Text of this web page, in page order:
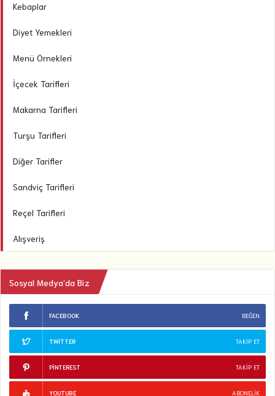
Kebaplar
Diyet Yemekleri
Menü Örnekleri
İçecek Tarifleri
Makarna Tarifleri
Turşu Tarifleri
Diğer Tarifler
Sandviç Tarifleri
Reçel Tarifleri
Alışveriş
Sosyal Medya’da Biz
FACEBOOK BEĞEN
TWITTER TAKIP ET
PINTEREST TAKIP ET
YOUTUBE ABONELIK